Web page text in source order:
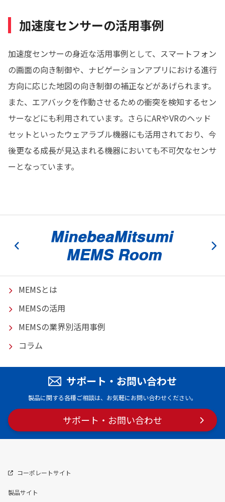
加速度センサーの活用事例
加速度センサーの身近な活用事例として、スマートフォン
の画面の向き制御や、ナビゲーションアプリにおける進行
方向に応じた地図の向き制御の補正などがあげられます。
また、エアバックを作動させるための衝突を検知するセン
サーなどにも利用されています。さらにARやVRのヘッド
セットといったウェアラブル機器にも活用されており、今
後更なる成長が見込まれる機器においても不可欠なセンサ
ーとなっています。
MEMSとは
MEMSの活用
MEMSの業界別活用事例
コラム
サポート・お問い合わせ
製品に関する各種ご相談は、お気軽にお問い合わせください。
サポート・ お問い合わせ
コーポレートサイト
製品サイト